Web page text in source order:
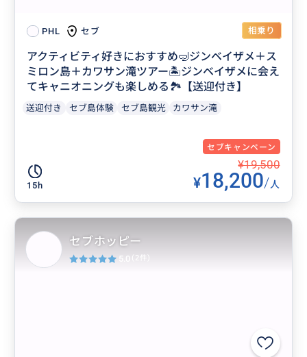
PHL セブ 相乗り
アクティビティ好きにおすすめ🤿ジンベイザメ＋ス
ミロン島＋カワサン滝ツアー🏝ジンベイザメに会え
てキャニオニングも楽しめる🏞️【送迎付き】
送迎付き セブ島体験 セブ島観光 カワサン滝
セブキャンペーン
15h
¥19,500
¥18,200/人
セブホッピー
5.0 (2件)